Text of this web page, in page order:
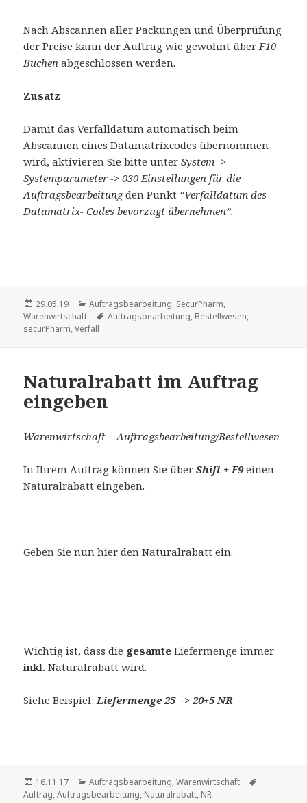
Nach Abscannen aller Packungen und Überprüfung
der Preise kann der Auftrag wie gewohnt überF10
Buchen abgeschlossen werden.
Zusatz
Damit das Verfalldatum automatisch beim
Abscannen eines Datamatrixcodes übernommen
wird, aktivieren Sie bitte unterSystem ->
Systemparameter -> 030 Einstellungen für die
Auftragsbearbeitungden Punkt “Verfalldatum des
Datamatrix- Codes bevorzugt übernehmen”.
Veröffentlicht
am
29.05.19 Kategorien
Auftragsbearbeitung, SecurPharm,
Warenwirtschaft
Schlagwörter
Auftragsbearbeitung, Bestellwesen,
securPharm,Verfall
Naturalrabatt im Auftrag
eingeben
Warenwirtschaft – Auftragsbearbeitung/Bestellwesen
In Ihrem Auftrag können Sie überShift + F9einen
Naturalrabatt eingeben.
Geben Sie nun hier den Naturalrabatt ein.
Wichtig ist, dass die gesamte Liefermenge immer
inkl. Naturalrabatt wird.
Siehe Beispiel: Liefermenge 25 -> 20+5 NR
Veröffentlicht
am
16.11.17 Kategorien
Auftragsbearbeitung,Warenwirtschaft
Auftrag,Auftragsbearbeitung, Naturalrabatt, NR